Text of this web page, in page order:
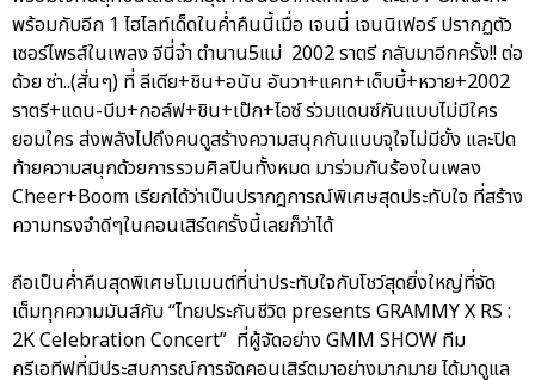
พร้อมกับอีก 1 ไฮไลท์เด็ดในค่ำคืนนี้เมื่อ เจนนี่ เจนนิเฟอร์ ปรากฏตัว
เซอร์ไพรส์ในเพลง จีนี่จ๋า ตำนาน5แม่ 2002 ราตรี กลับมาอีกครั้ง!! ต่อ
ด้วย ซ่า..(สั่นๆ) ที่ ลีเดีย+ชิน+อนัน อันวา+แคท+เด็บบี้+หวาย+2002
ราตรี+แดน-บีม+กอล์ฟ+ชิน+เป๊ก+ไอซ์ ร่วมแดนซ์กันแบบไม่มีใคร
ยอมใคร ส่งพลังไปถึงคนดูสร้างความสนุกกันแบบจุใจไม่มียั้ง และปิด
ท้ายความสนุกด้วยการรวมศิลปินทั้งหมด มาร่วมกันร้องในเพลง
Cheer+Boom เรียกได้ว่าเป็นปรากฎการณ์พิเศษสุดประทับใจ ที่สร้าง
ความทรงจำดีๆในคอนเสิร์ตครั้งนี้เลยก็ว่าได้
ถือเป็นค่ำคืนสุดพิเศษโมเมนต์ที่น่าประทับใจกับโชว์สุดยิ่งใหญ่ที่จัด
เต็มทุกความมันส์กับ “ไทยประกันชีวิต presents GRAMMY X RS :
2K Celebration Concert” ที่ผู้จัดอย่าง GMM SHOW ทีม
ครีเอทีฟที่มีประสบการณ์การจัดคอนเสิร์ตมาอย่างมากมาย ได้มาดูแล